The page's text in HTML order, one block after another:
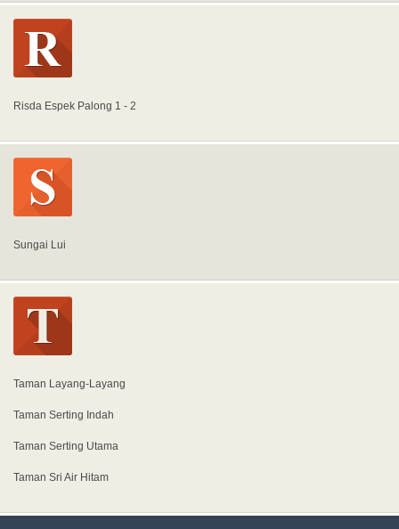
Risda Espek Palong 1 - 2
Sungai Lui
Taman Layang-Layang
Taman Serting Indah
Taman Serting Utama
Taman Sri Air Hitam